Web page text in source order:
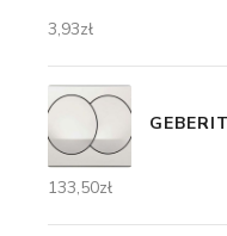
3,93zł
133,50zł